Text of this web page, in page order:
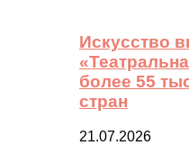
Искусство
более 55
стран
21.07.2026